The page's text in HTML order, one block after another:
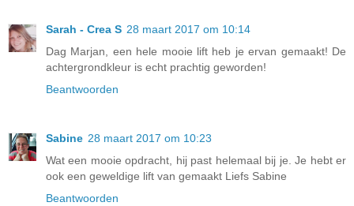
Sarah - Crea S 28 maart 2017 om 10:14
Dag Marjan, een hele mooie lift heb je ervan gemaakt! De
achtergrondkleur is echt prachtig geworden!
Beantwoorden
Sabine 28 maart 2017 om 10:23
Wat een mooie opdracht, hij past helemaal bij je. Je hebt er
ook een geweldige lift van gemaakt Liefs Sabine
Beantwoorden